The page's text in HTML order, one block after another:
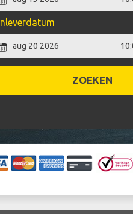
Inleverdatum
ZOEKEN